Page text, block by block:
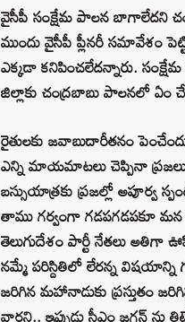
వైసీపీ సంక్షేమ పాలన బాగాలేదని
ముందు వైసీపీ ప్లీనరీ సమావేశం
ఎక్కడా కనిపించలేదన్నారు.
జిల్లాకు చంద్రబాబు పాలనలో
రైతులకు జవాబుదారీతనం
ఎన్ని మాయమాటలు చెప్పినా ప్రజలు
బస్సుయాత్రకు ప్రజల్లో అపూర్వ
తాము గర్వంగా గడపగడపకూ మన
తెలుగుదేశం పార్టీ నేతలు అతిగా
నమ్మే పరిస్దితిలో లేరన్న విషయాన్ని
జరిగిన మహానాడుకు ప్రస్తుతం
వారని.. ఇప్పుడు సీఎం జగన్ ను